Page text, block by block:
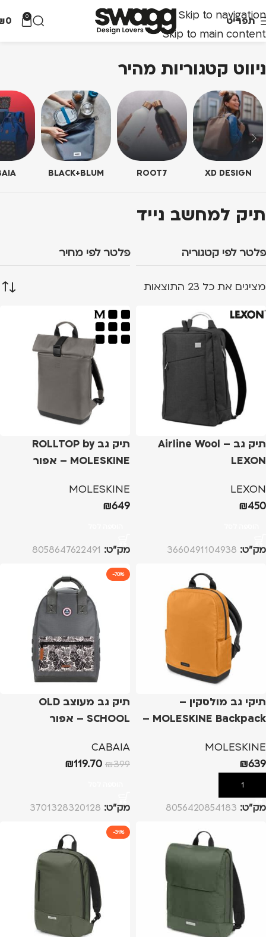
Skip to navigation
Skip to main content
תפריט 0
0
ניווט קטגוריות מהיר
XD DESIGN
ROOT7
BLACK+BLUM
תיק למחשב נייד
פלטר לפי קטגוריה פלטר לפי מחיר
מציגים את כל ⁦23⁩ התוצאות
תיק גב Airline Wool –
LEXON
LEXON
₪450
מק”ט: 3660491104938
תיק גב ROLLTOP by
MOLESKINE – אפור
MOLESKINE
₪649
מק”ט: 8058647622491
תיקי גב מולסקין –
MOLESKINE Backpack –
MOLESKINE
₪639
הוספה לסל
מק”ט: 8056420854183
-70%
תיק גב מעוצב OLD
SCHOOL – אפור
CABAIA
₪399
₪119.70
מק”ט: 3701328320128
-31%